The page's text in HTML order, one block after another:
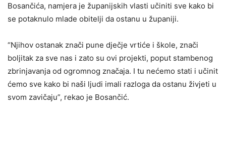
Bosančića, namjera je županijskih vlasti učiniti sve kako bi
se potaknulo mlade obitelji da ostanu u županiji.
“Njihov ostanak znači pune dječje vrtiće i škole, znači
boljitak za sve nas i zato su ovi projekti, poput stambenog
zbrinjavanja od ogromnog značaja. I tu nećemo stati i učinit
ćemo sve kako bi naši ljudi imali razloga da ostanu živjeti u
svom zavičaju”, rekao je Bosančić.